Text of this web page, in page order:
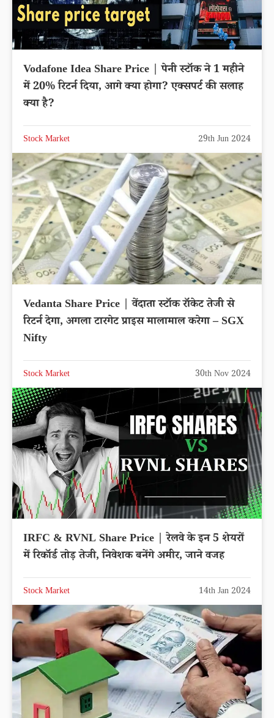
Vodafone Idea Share Price | पेनी स्टॉक ने 1 महीने
में 20% रिटर्न दिया, आगे क्या होगा? एक्सपर्ट की सलाह
क्या है?
Stock Market 29th Jun 2024
Vedanta Share Price | वेंदाता स्टॉक रॉकेट तेजी से
रिटर्न देगा, अगला टारगेट प्राइस मालामाल करेगा – SGX
Nifty
Stock Market 30th Nov 2024
IRFC & RVNL Share Price | रेलवे के इन 5 शेयरों
में रिकॉर्ड तोड़ तेजी, निवेशक बनेंगे अमीर, जाने वजह
Stock Market 14th Jan 2024